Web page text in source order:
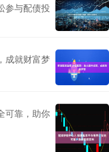
参与配债投
成就财富梦
可靠，助你